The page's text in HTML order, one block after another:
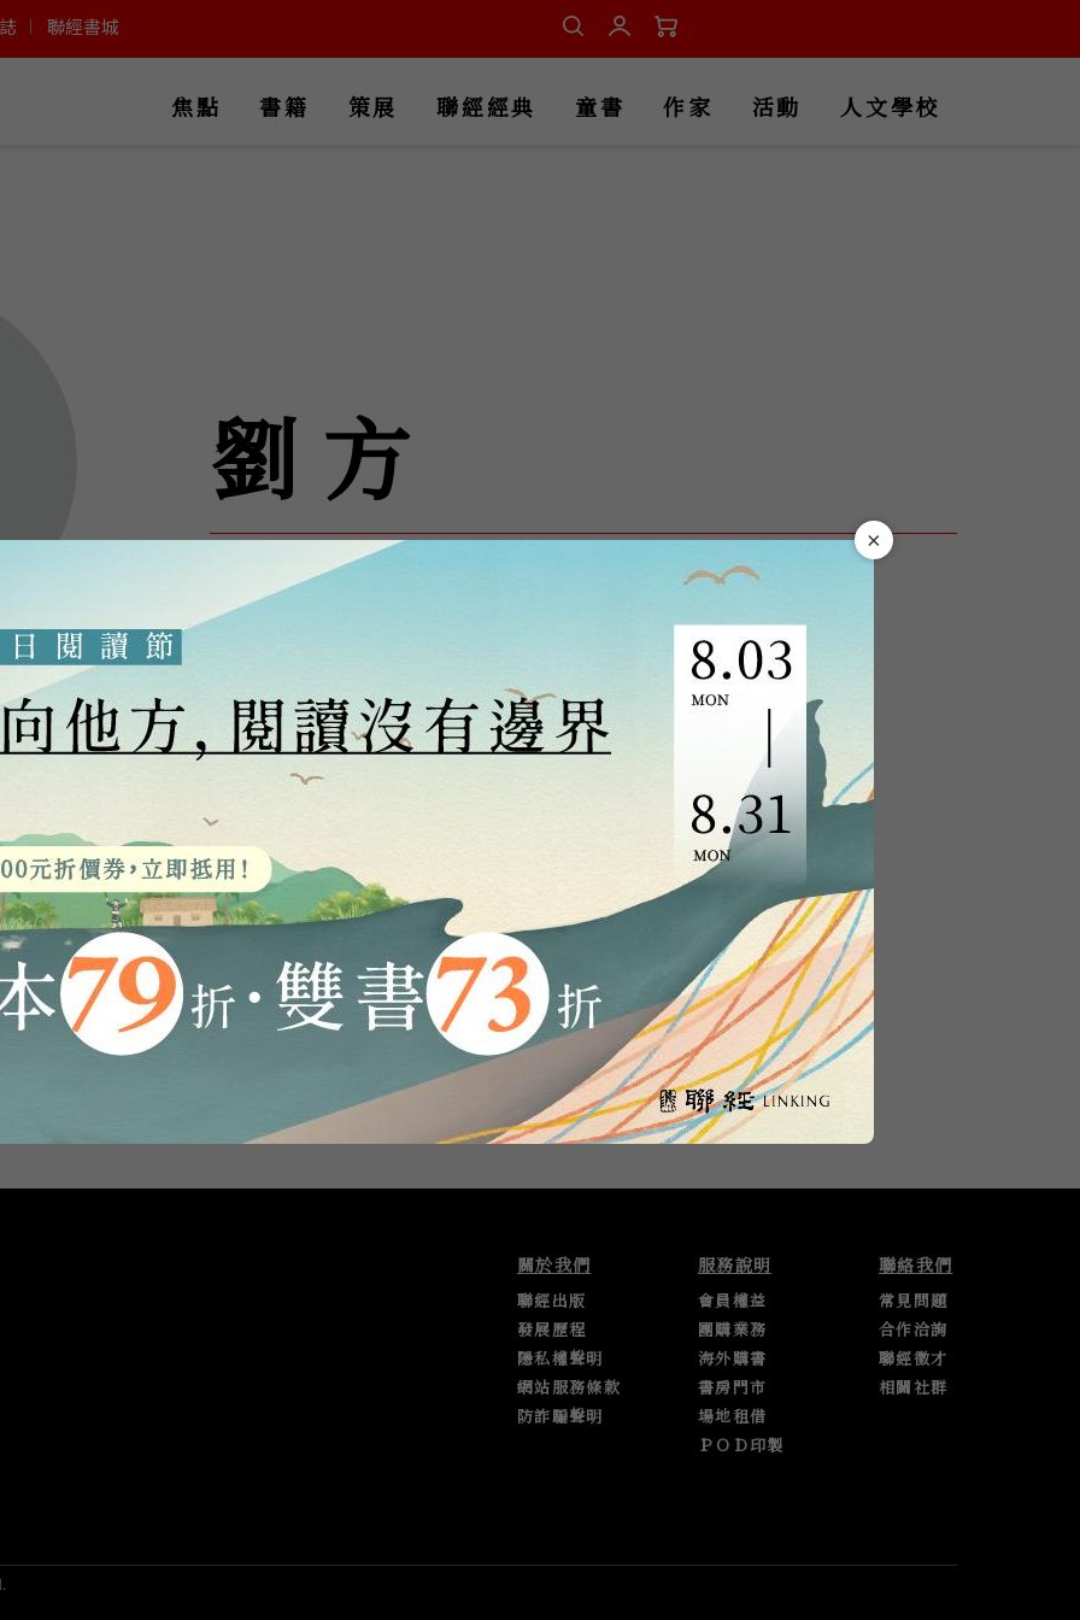
聯經書城
焦點 書籍 策展 聯經經典 童書 作家 活動 人文學校
劉方
關於我們
聯經出版
發展歷程
隱私權聲明
網站服務條款
防詐騙聲明
服務說明
會員權益
團購業務
海外購書
書房門市
場地租借
ＰＯＤ印製
聯絡我們
常見問題
合作洽詢
聯經徵才
相關社群
×